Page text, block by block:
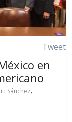
Tweet
en
Sánchez,